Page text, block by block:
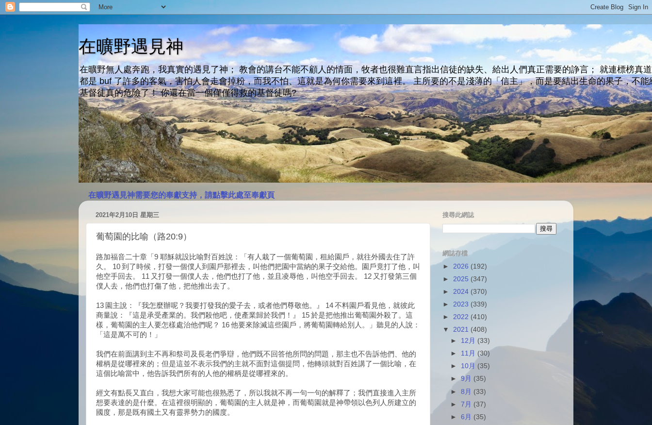
在曠野遇見神
在曠野無人處奔跑，我真實的遇見了神； 教會的講台不能不顧人的情面，牧者也很難直言指出信徒的缺失、給出人們真正需要的諍言； 就連標榜真
都是 buf 了許多的客氣，害怕人會走會掉粉，而我不怕、這就是為何你需要來到這裡。 主所要的不是淺薄的「信主」，而是要結出生命的果子，不能
基督徒真的危險了！ 你還在當一個僅僅得救的基督徒嗎?
在曠野遇見神需要您的奉獻支持，請點擊此處至奉獻頁
2021年2月10日 星期三
葡萄園的比喻（路20:9）
路加福音二十章「9 耶穌就設比喻對百姓說：「有人栽了一個葡萄園，租給園戶，就往外國去住了許
久。 10 到了時候，打發一個僕人到園戶那裡去，叫他們把園中當納的果子交給他。園戶竟打了他，叫
他空手回去。 11 又打發一個僕人去，他們也打了他，並且凌辱他，叫他空手回去。 12 又打發第三個
僕人去，他們也打傷了他，把他推出去了。
13 園主說：『我怎麼辦呢？我要打發我的愛子去，或者他們尊敬他。』 14 不料園戶看見他，就彼此
商量說：『這是承受產業的。我們殺他吧，使產業歸於我們！』 15 於是把他推出葡萄園外殺了。這
樣，葡萄園的主人要怎樣處治他們呢？ 16 他要來除滅這些園戶，將葡萄園轉給別人。」聽見的人說：
「這是萬不可的！」
我們在前面講到主不再和祭司及長老們爭辯，他們既不回答他所問的問題，那主也不告訴他們、他的
權柄是從哪裡來的；但是這並不表示我們的主就不面對這個提問，他轉頭就對百姓講了一個比喻，在
這個比喻當中，他告訴我們所有的人他的權柄是從哪裡來的。
經文有點長又直白，我想大家可能也很熟悉了，所以我就不再一句一句的解釋了；我們直接進入主所
想要表達的是什麼。在這裡很明顯的，葡萄園的主人就是神，而葡萄園就是神帶領以色列人所建立的
國度，那是既有國土又有靈界勢力的國度。
搜尋此網誌
網誌存檔
► 2026 (192)
► 2025 (347)
► 2024 (370)
► 2023 (339)
► 2022 (410)
▼ 2021 (408)
► 12月 (33)
► 11月 (30)
► 10月 (35)
►9月 (35)
►8月 (33)
►7月 (37)
►6月 (35)